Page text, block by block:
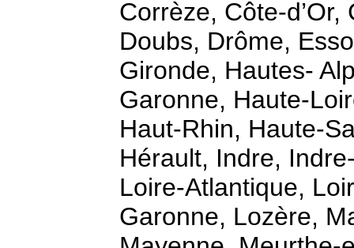
Corrèze, Côte-
Doubs, Drôme,
Gironde, Hautes-
Garonne, Haute-
Haut-Rhin, Haute-
Hérault, Indre,
Loire-Atlantique,
Garonne, Lozère,